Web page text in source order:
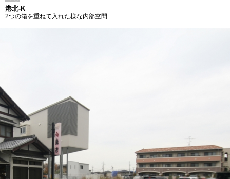
港北-K
2つの箱を重ねて入れた様な内部空間